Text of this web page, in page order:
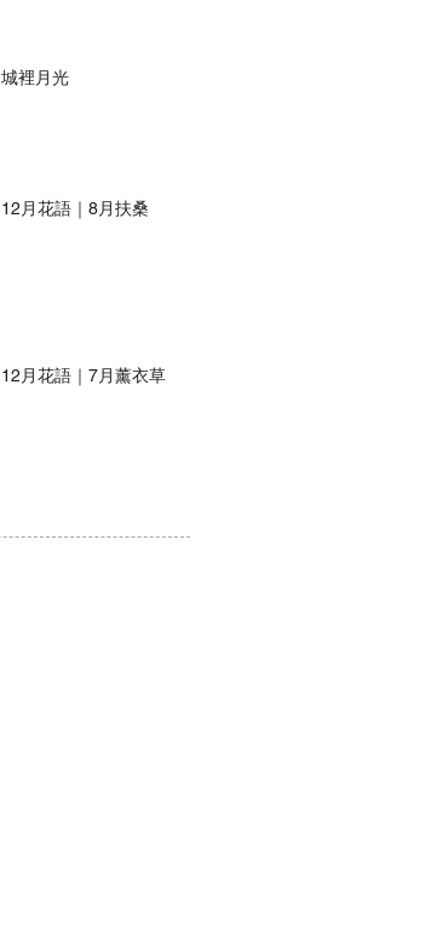
城裡月光
12月花語｜8月扶桑
12月花語｜7月薰衣草